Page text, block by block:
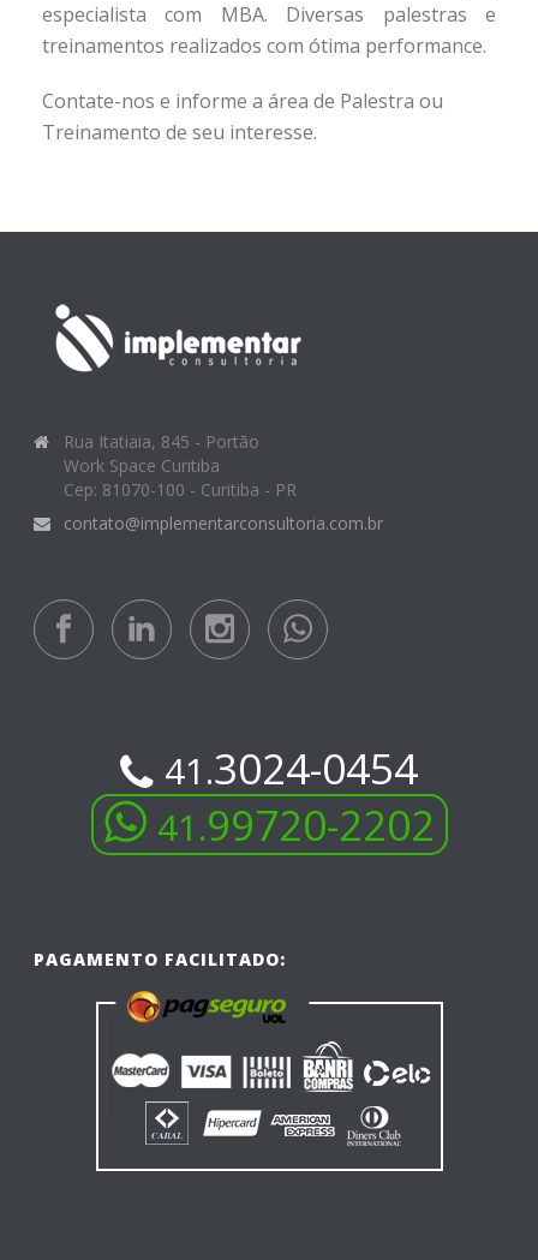
especialista com MBA. Diversas palestras e
treinamentos realizados com ótima performance.
Contate-nos e informe a área de Palestra ou
Treinamento de seu interesse.
Rua Itatiaia, 845 - Portão
Work Space Curitiba
Cep: 81070-100 - Curitiba - PR
contato@implementarconsultoria.com.br
41.3024-0454
41.99720-2202
PAGAMENTO FACILITADO: